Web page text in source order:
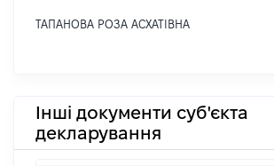
ТАПАНОВА РОЗА АСХАТІВНА
Інші документи суб'єкта
декларування